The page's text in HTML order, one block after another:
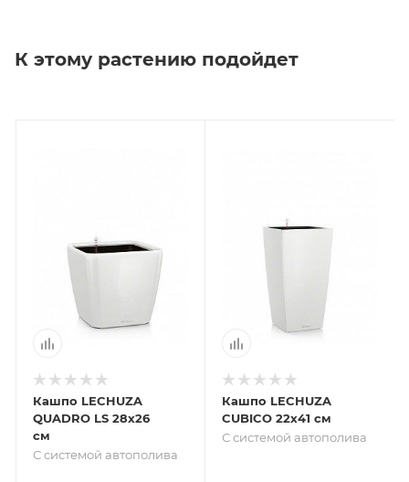
К этому растению подойдет
Кашпо LECHUZA
QUADRO LS 28х26
см
С системой автополива
Кашпо LECHUZA
CUBICO 22х41 см
С системой автополива